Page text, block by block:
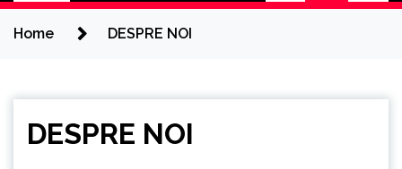
Home DESPRE NOI
DESPRE NOI